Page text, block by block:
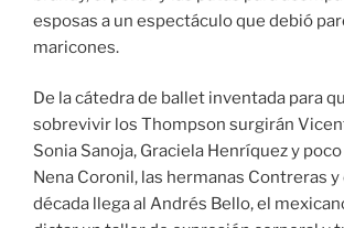
esposas a un espectáculo que debió
maricones.
De la cátedra de ballet inventada para
sobrevivir los Thompson surgirán
Sonia Sanoja, Graciela Henríquez y
Nena Coronil, las hermanas Contreras
década llega al Andrés Bello, el